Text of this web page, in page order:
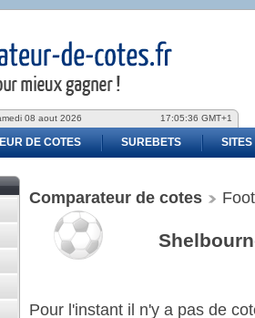
08 aout 2026 17:05:37 GMT+1
DE COTES SUREBETS SITES
Comparateur de cotes
Pour l'instant il n'y a pas de